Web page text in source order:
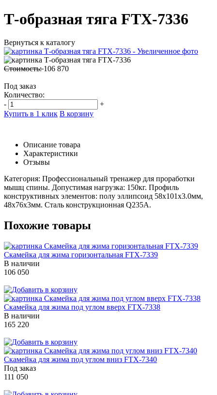
Т-образная тяга FTX-7336
Вернуться к каталогу
Стоимость:106 870
Под заказ
Количество:
-
+
Купить в 1 клик В корзину
Описание товара
Характеристики
Отзывы
Категория: Профессиональный тренажер для проработки
мышц спины. Допустимая нагрузка: 150кг. Профиль
конструктивных элементов: полу эллипсоид 58х101х3.0мм,
48х76х3мм. Сталь конструкционная Q235A.
Похожие товары
Скамейка для жима горизонтальная FTX-7339
В наличии
106 050
Скамейка для жима под углом вверх FTX-7338
В наличии
165 220
Скамейка для жима под углом вниз FTX-7340
Под заказ
111 050